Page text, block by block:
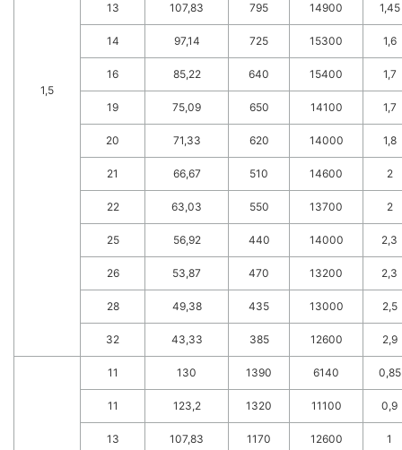
1,5
13 107,83 795 14900 1,45
14 97,14 725 15300 1,6
16 85,22 640 15400 1,7
19 75,09 650 14100 1,7
20 71,33 620 14000 1,8
21 66,67 510 14600 2
22 63,03 550 13700 2
25 56,92 440 14000 2,3
26 53,87 470 13200 2,3
28 49,38 435 13000 2,5
32 43,33 385 12600 2,9
11 130 1390 6140 0,85
11 123,2 1320 11100 0,9
13 107,83 1170 12600 1